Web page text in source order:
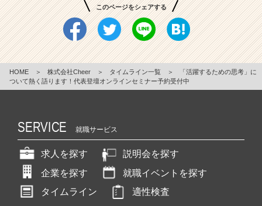
このページをシェアする
HOME ＞ 株式会社Cheer ＞ タイムライン一覧 ＞
「活躍するための思考」に
ついて熱く語ります！代表登壇オンラインセミナー予約受付中
SERVICE 就職サービス
求人を探す
説明会を探す
企業を探す
就職イベントを探す
タイムライン
適性検査